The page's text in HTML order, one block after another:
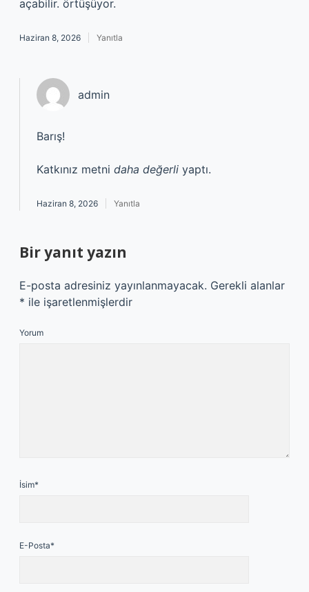
açabilir. örtüşüyor.
Haziran 8, 2026 Yanıtla
admin
Barış!
Katkınız metni daha değerli yaptı.
Haziran 8, 2026 Yanıtla
Bir yanıt yazın
E-posta adresiniz yayınlanmayacak. Gerekli alanlar
* ile işaretlenmişlerdir
Yorum
İsim*
E-Posta*